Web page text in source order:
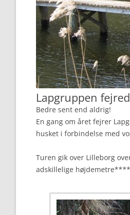
Lapgruppen
Bedre sent end aldrig!
En gang om året fejrer
husket i forbindelse med
Turen gik over Lilleborg
adskillelige højdemetre****